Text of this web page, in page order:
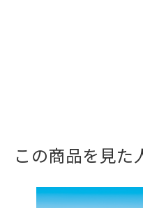
この商品を見た